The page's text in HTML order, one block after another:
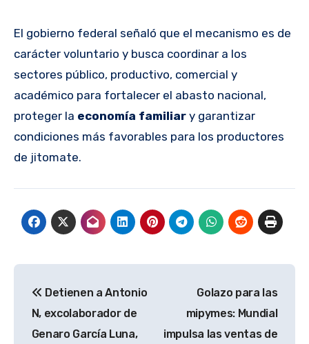
El gobierno federal señaló que el mecanismo es de
carácter voluntario y busca coordinar a los
sectores público, productivo, comercial y
académico para fortalecer el abasto nacional,
proteger la economía familiar y garantizar
condiciones más favorables para los productores
de jitomate.
de
entradas
Detienen a Antonio
N, excolaborador de
Genaro García Luna,
Golazo para las
mipymes: Mundial
impulsa las ventas de